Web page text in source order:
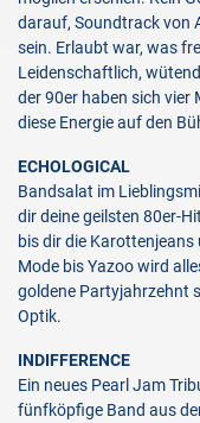
darauf, Soundtrack von
sein. Erlaubt war, was
Leidenschaftlich,
der 90er haben sich vier
diese Energie auf den
ECHOLOGICAL
Bandsalat im
dir deine geilsten 80er-
bis dir die Karottenjeans
Mode bis Yazoo wird
goldene Partyjahrzehnt
Optik.
INDIFFERENCE
Ein neues Pearl Jam
fünfköpfige Band aus